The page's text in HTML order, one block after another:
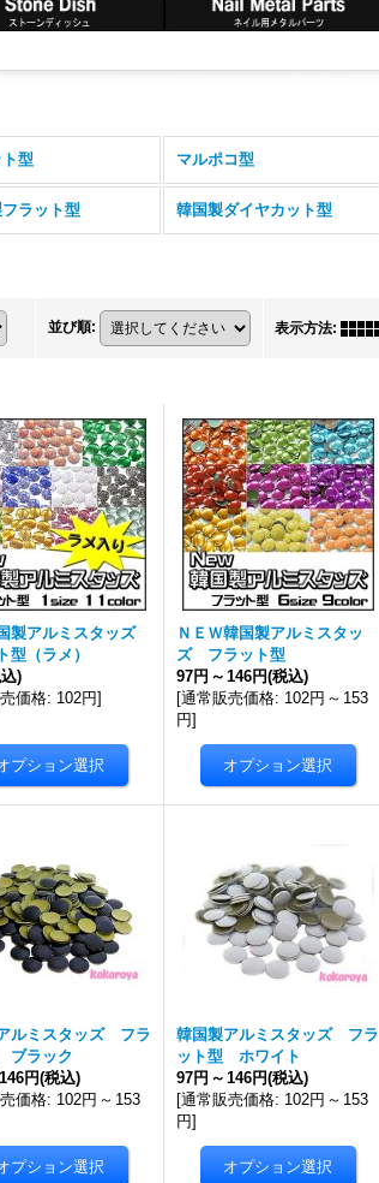
型 マルポコ型
ラット型 韓国製ダイヤカット型
並び順: 表示方法:
製アルミスタッズ
型（ラメ）
)
価格: 102円]
ＮＥＷ韓国製アルミスタッ
ズ フラット型
97円 ～ 146円(税込)
[通常販売価格: 102円 ～ 153
円]
ルミスタッズ フラ
ブラック
146円(税込)
価格: 102円 ～ 153
韓国製アルミスタッズ フラ
ット型 ホワイト
97円 ～ 146円(税込)
[通常販売価格: 102円 ～ 153
円]